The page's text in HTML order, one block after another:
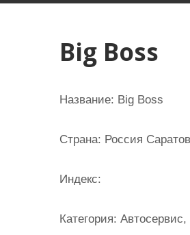
Big Boss
Название: Big Boss
Страна: Россия
Индекс:
Категория: